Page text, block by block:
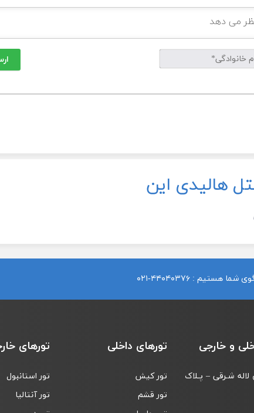
هالیدی این
۰۲۱-۴۴۰۴۰۳۷۶
و خارجی
لاله شـرقی – پـلاک
تورهای داخلی
تور کیش
تور قشم
تورهای
تور استانبول
تور آنتالیا